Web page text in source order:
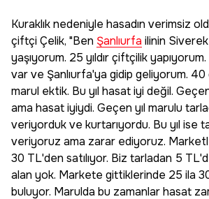
Kuraklık nedeniyle hasadın verimsiz
çiftçi Çelik, "Ben Şanlıurfa ilinin
yaşıyorum. 25 yıldır çiftçilik
var ve Şanlıurfa'ya gidip geliyorum.
marul ektik. Bu yıl hasat iyi değil.
ama hasat iyiydi. Geçen yıl marulu
veriyorduk ve kurtarıyordu. Bu yıl ise
veriyoruz ama zarar ediyoruz.
30 TL'den satılıyor. Biz tarladan 5
alan yok. Markete gittiklerinde 25 ila
buluyor. Marulda bu zamanlar hasat